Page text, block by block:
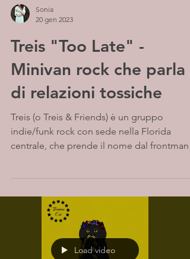
Sonia
20 gen 2023
Treis "Too Late" -
Minivan rock che parla
di relazioni tossiche
Treis (o Treis & Friends) è un gruppo
indie/funk rock con sede nella Florida
centrale, che prende il nome dal frontman
Load video